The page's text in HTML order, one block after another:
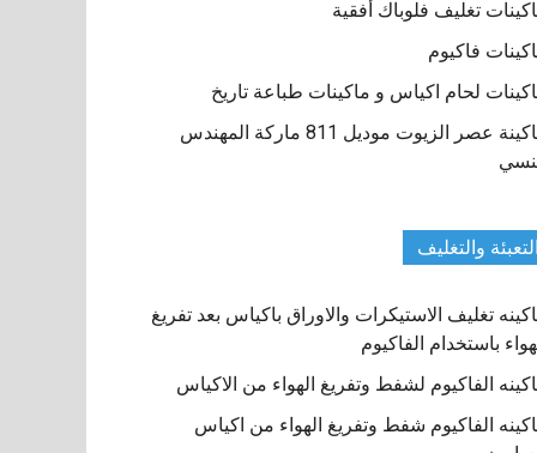
تغليف فلوباك أفقية
فاكيوم
لحام اكياس و ماكينات طباعة تاريخ
ماكينة عصر الزيوت موديل 811 ماركة المهندس
التعبئة والتغليف
تغليف الاستيكرات والاوراق باكياس بعد تفريغ
باستخدام الفاكيوم
الفاكيوم لشفط وتفريغ الهواء من الاكياس
الفاكيوم شفط وتفريغ الهواء من اكياس